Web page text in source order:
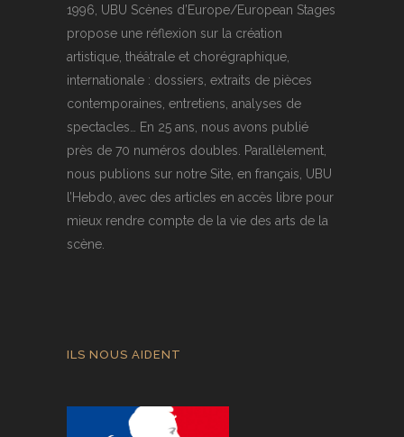
1996, UBU Scènes d’Europe/European Stages
propose une réflexion sur la création
artistique, théâtrale et chorégraphique,
internationale : dossiers, extraits de pièces
contemporaines, entretiens, analyses de
spectacles… En 25 ans, nous avons publié
près de 70 numéros doubles. Parallèlement,
nous publions sur notre Site, en français, UBU
l’Hebdo, avec des articles en accès libre pour
mieux rendre compte de la vie des arts de la
scène.
ILS NOUS AIDENT